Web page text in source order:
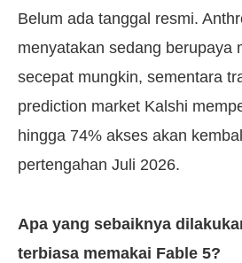
Belum ada tanggal resmi.
menyatakan sedang berupaya
secepat mungkin, sementara
prediction market Kalshi
hingga 74% akses akan
pertengahan Juli 2026.
Apa yang sebaiknya
terbiasa memakai Fable 5?